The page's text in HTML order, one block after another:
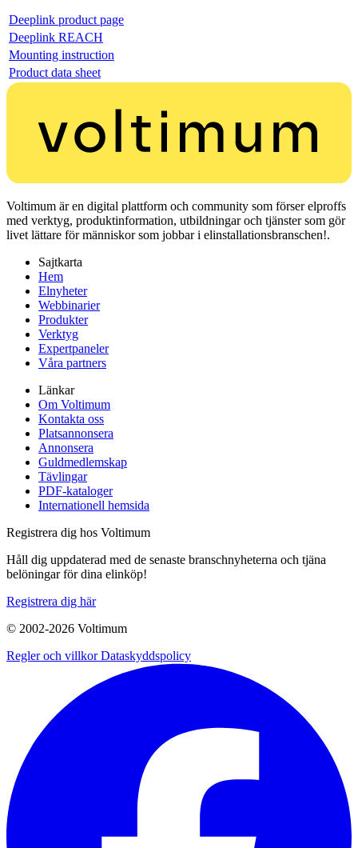
Deeplink product page
Deeplink REACH
Mounting instruction
Product data sheet
Voltimum är en digital plattform och community som förser elproffs
med verktyg, produktinformation, utbildningar och tjänster som gör
livet lättare för människor som jobbar i elinstallationsbranschen!.
Sajtkarta
Hem
Elnyheter
Webbinarier
Produkter
Verktyg
Expertpaneler
Våra partners
Länkar
Om Voltimum
Kontakta oss
Platsannonsera
Annonsera
Guldmedlemskap
Tävlingar
PDF-kataloger
Internationell hemsida
Registrera dig hos Voltimum
Håll dig uppdaterad med de senaste branschnyheterna och tjäna
belöningar för dina elinköp!
Registrera dig här
© 2002-2026 Voltimum
Regler och villkorDataskyddspolicy